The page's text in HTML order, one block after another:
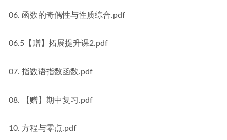
06. 函数的奇偶性与性质综合.pdf
06.5【赠】拓展提升课2.pdf
07. 指数语指数函数.pdf
08. 【赠】期中复习.pdf
10. 方程与零点.pdf